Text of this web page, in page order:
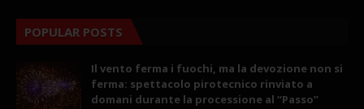
POPULAR POSTS
Il vento ferma i fuochi, ma la devozione non si
ferma: spettacolo pirotecnico rinviato a
domani durante la processione al “Passo”